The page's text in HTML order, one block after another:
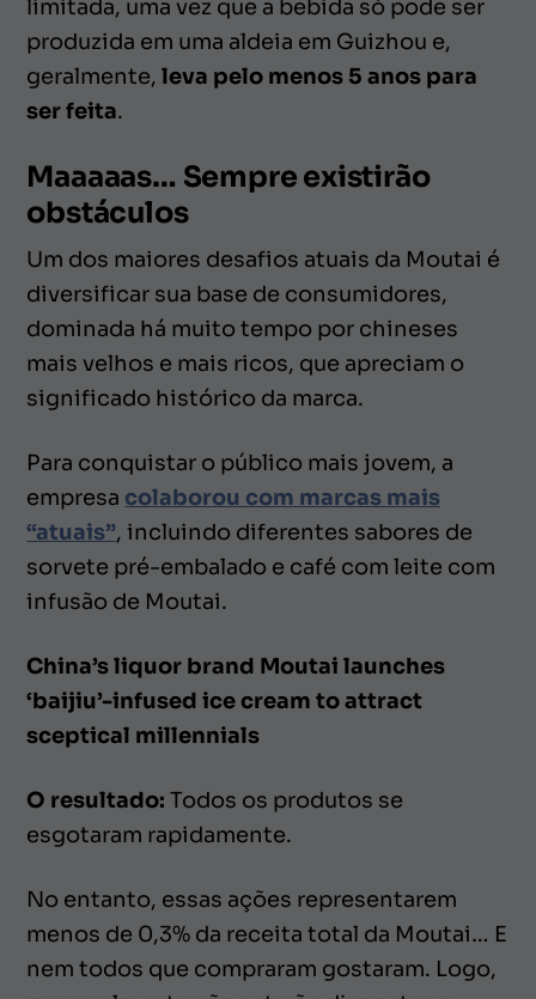
limitada, uma vez que a bebida só pode ser
produzida em uma aldeia em Guizhou e,
geralmente,leva pelo menos 5 anos para
ser feita.
Maaaaas… Sempre existirão
obstáculos
Um dos maiores desafios atuais da Moutai é
diversificar sua base de consumidores,
dominada há muito tempo por chineses
mais velhos e mais ricos, que apreciam o
significado histórico da marca.
Para conquistar o público mais jovem, a
empresa colaborou com marcas mais
“atuais”, incluindo diferentes sabores de
sorvete pré-embalado e café com leite com
infusão de Moutai.
China’s liquor brand Moutai launches
‘baijiu’-infused ice cream to attract
sceptical millennials
O resultado: Todos os produtos se
esgotaram rapidamente.
No entanto, essas ações representarem
menos de 0,3% da receita total da Moutai… E
nem todos que compraram gostaram. Logo,